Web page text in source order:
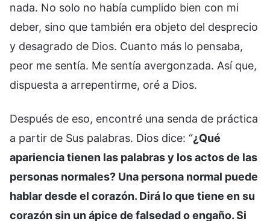
nada. No solo no había cumplido bien con mi
deber, sino que también era objeto del desprecio
y desagrado de Dios. Cuanto más lo pensaba,
peor me sentía. Me sentía avergonzada. Así que,
dispuesta a arrepentirme, oré a Dios.
Después de eso, encontré una senda de práctica
a partir de Sus palabras. Dios dice: “¿Qué
apariencia tienen las palabras y los actos de las
personas normales? Una persona normal puede
hablar desde el corazón. Dirá lo que tiene en su
corazón sin un ápice de falsedad o engaño. Si